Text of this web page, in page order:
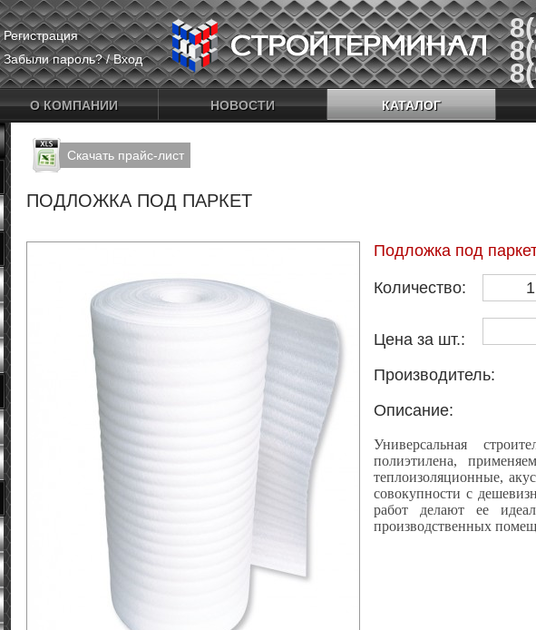
Регистрация
Забыли пароль?/Вход
Скачать прайс-лист
О КОМПАНИИ НОВОСТИ КАТАЛОГ
Скачать прайс-лист
ПОДЛОЖКА ПОД ПАРКЕТ
Подложка под
Количество:
Цена за шт.:
Производитель:
Описание:
Универсальная
полиэтилена,
теплоизоляционные,
совокупности с
работ делают ее
производственных